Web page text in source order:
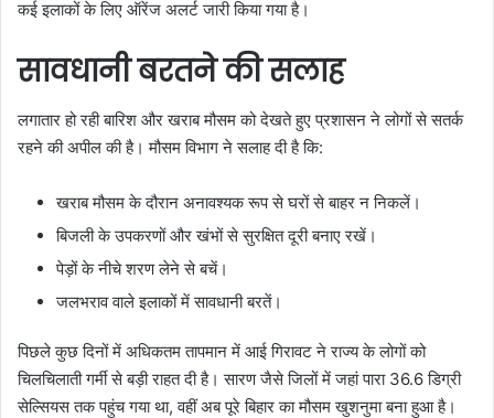
कई इलाकों के लिए ऑरेंज अलर्ट जारी किया गया है।
सावधानी बरतने की सलाह
लगातार हो रही बारिश और खराब मौसम को देखते हुए प्रशासन ने लोगों से सतर्क
रहने की अपील की है। मौसम विभाग ने सलाह दी है कि:
खराब मौसम के दौरान अनावश्यक रूप से घरों से बाहर न निकलें।
बिजली के उपकरणों और खंभों से सुरक्षित दूरी बनाए रखें।
पेड़ों के नीचे शरण लेने से बचें।
जलभराव वाले इलाकों में सावधानी बरतें।
पिछले कुछ दिनों में अधिकतम तापमान में आई गिरावट ने राज्य के लोगों को
चिलचिलाती गर्मी से बड़ी राहत दी है। सारण जैसे जिलों में जहां पारा 36.6 डिग्री
सेल्सियस तक पहुंच गया था, वहीं अब पूरे बिहार का मौसम खुशनुमा बना हुआ है।